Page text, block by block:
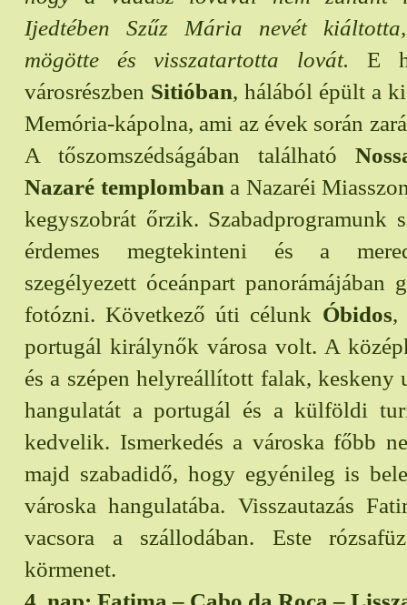
Ijedtében Szűz Mária nevét
mögötte és visszatartotta lovát. E
városrészben Sitióban, hálából épült a
Memória-kápolna, ami az évek során
A tőszomszédságában található
Nazaré templomban a Nazaréi
kegyszobrát őrzik. Szabadprogramunk
érdemes megtekinteni és a
szegélyezett óceánpart panorámájában
fotózni. Következő úti célunk Óbidos,
portugál királynők városa volt. A
és a szépen helyreállított falak, keskeny
hangulatát a portugál és a külföldi
kedvelik. Ismerkedés a városka főbb
majd szabadidő, hogy egyénileg is
városka hangulatába. Visszautazás
vacsora a szállodában. Este
körmenet.